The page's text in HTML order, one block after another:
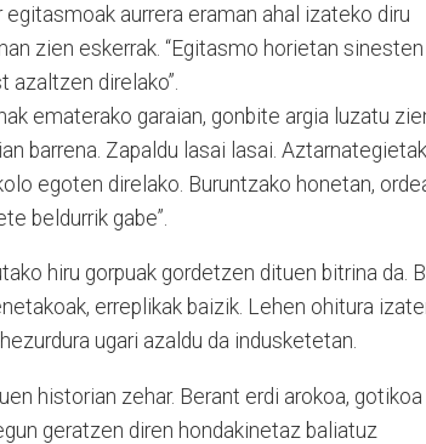
aurrera eraman ahal izateko diru
zien eskerrak. “Egitasmo horietan sinesten
direlako”.
ematerako garaian, gonbite argia luzatu
barrena. Zapaldu lasai lasai.
egoten direlako. Buruntzako honetan,
beldurrik gabe”.
hiru gorpuak gordetzen dituen bitrina da.
erreplikak baizik. Lehen ohitura
ugari azaldu da indusketetan.
historian zehar. Berant erdi arokoa, gotikoa
geratzen diren hondakinetaz baliatuz